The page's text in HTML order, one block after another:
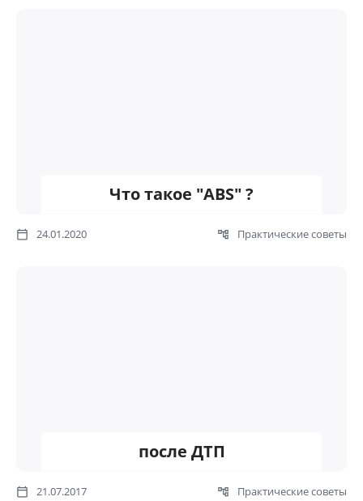
Что такое "ABS" ?
24.01.2020 Практические советы
после ДТП
21.07.2017 Практические советы